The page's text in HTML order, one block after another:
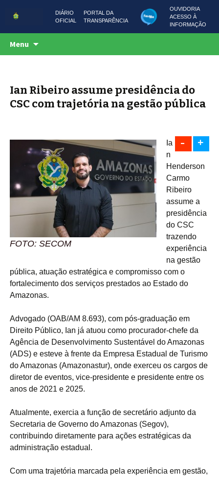
DIÁRIO
OFICIAL
PORTAL DA
TRANSPARÊNCIA
OUVIDORIA
ACESSO À
INFORMAÇÃO
CSC AMAZONAS
Centro de Serviços Compartilhados
Menu
Ian Ribeiro assume presidência do
CSC com trajetória na gestão pública
+
-
FOTO: SECOM
Ia
n
Henderson
Carmo
Ribeiro
assume a
presidência
do CSC
trazendo
experiência
na gestão
pública, atuação estratégica e compromisso com o
fortalecimento dos serviços prestados ao Estado do
Amazonas.
Advogado (OAB/AM 8.693), com pós-graduação em
Direito Público, Ian já atuou como procurador-chefe da
Agência de Desenvolvimento Sustentável do Amazonas
(ADS) e esteve à frente da Empresa Estadual de Turismo
do Amazonas (Amazonastur), onde exerceu os cargos de
diretor de eventos, vice-presidente e presidente entre os
anos de 2021 e 2025.
Atualmente, exercia a função de secretário adjunto da
Secretaria de Governo do Amazonas (Segov),
contribuindo diretamente para ações estratégicas da
administração estadual.
Com uma trajetória marcada pela experiência em gestão,